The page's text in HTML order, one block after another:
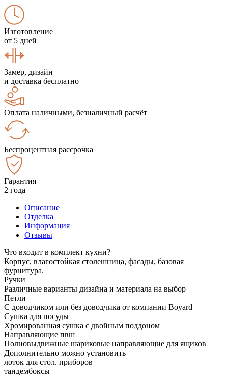
Изготовление
от 5 дней
Замер, дизайн
и доставка бесплатно
Оплата наличными, безналичный расчёт
Беспроцентная рассрочка
Гарантия
2 года
Описание
Отделка
Информация
Отзывы
Что входит в комплект кухни?
Корпус, влагостойкая столешница, фасады, базовая
фурнитура.
Ручки
Различные варианты дизайна и материала на выбор
Петли
С доводчиком или без доводчика от компании Boyard
Сушка для посуды
Хромированная сушка с двойным поддоном
Направляющие пвш
Полновыдвижные шариковые направляющие для ящиков
Дополнительно можно установить
лоток для стол. приборов
тандембоксы